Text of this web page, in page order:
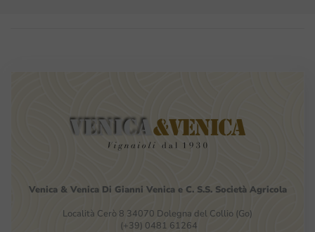
Venica & Venica Di Gianni Venica e C. S.S. Società Agricola
Località Cerò 8 34070 Dolegna del Collio (Go)
(+39) 0481 61264